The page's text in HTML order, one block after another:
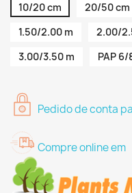
10/20 cm 20/50 cm
1.50/2.00 m
2.00/
3.00/3.50 m
PAP 6/
Pedido de conta
Compre online em